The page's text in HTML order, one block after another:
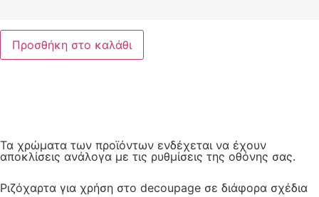
Προσθήκη στο καλάθι
Τα χρώματα των προϊόντων ενδέχεται να έχουν
αποκλίσεις ανάλογα με τις ρυθμίσεις της οθόνης σας.
Ριζόχαρτα για χρήση στο decoupage σε διάφορα σχέδια